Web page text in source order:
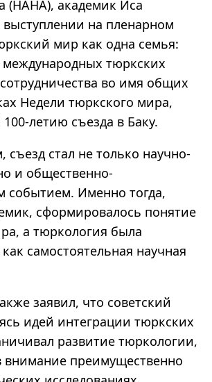
(НАНА), академик Иса
на пленарном
мир как одна семья:
международных тюркских
во имя общих
Недели тюркского мира,
летию съезда в Баку.
съезд стал не только научно-
и общественно-
событием. Именно тогда,
сформировалось понятие
а тюркология была
самостоятельная научная
заявил, что советский
идей интеграции тюркских
развитие тюркологии,
внимание преимущественно